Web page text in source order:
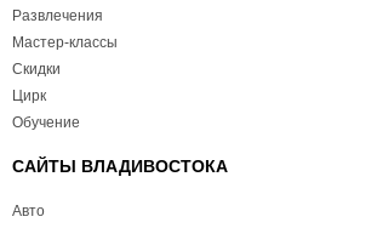
Развлечения
Мастер-классы
Скидки
Цирк
Обучение
САЙТЫ ВЛАДИВОСТОКА
Авто